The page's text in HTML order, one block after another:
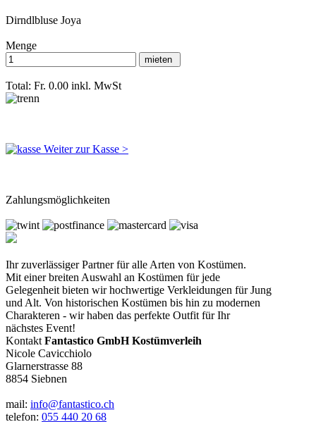
Dirndlbluse Joya
Menge
Total: Fr. 0.00 inkl. MwSt
Weiter zur Kasse >
Zahlungsmöglichkeiten
Ihr zuverlässiger Partner für alle Arten von Kostümen.
Mit einer breiten Auswahl an Kostümen für jede
Gelegenheit bieten wir hochwertige Verkleidungen für Jung
und Alt. Von historischen Kostümen bis hin zu modernen
Charakteren - wir haben das perfekte Outfit für Ihr
nächstes Event!
Kontakt Fantastico GmbH Kostümverleih
Nicole Cavicchiolo
Glarnerstrasse 88
8854 Siebnen
mail: info@fantastico.ch
telefon: 055 440 20 68